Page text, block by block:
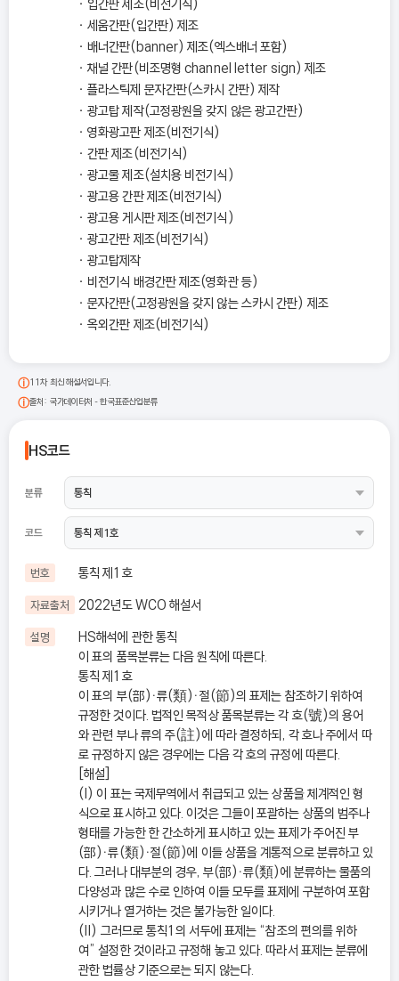
입간판 제조(비전기식)
세움간판(입간판) 제조
배너간판(banner) 제조(엑스배너 포함)
채널 간판(비조명형 channel letter sign) 제조
플라스틱제 문자간판(스카시 간판) 제작
광고탑 제작(고정광원을 갖지 않은 광고간판)
영화광고판 제조(비전기식)
간판 제조(비전기식)
광고물 제조(설치용 비전기식)
광고용 간판 제조(비전기식)
광고용 게시판 제조(비전기식)
광고간판 제조(비전기식)
광고탑제작
비전기식 배경간판 제조(영화관 등)
문자간판(고정광원을 갖지 않는 스카시 간판) 제조
옥외간판 제조(비전기식)
11차 최신 해설서입니다.
출처: 국가데이터처 - 한국표준산업분류
HS코드
분류
코드
번호 통칙 제1호
자료출처 2022년도 WCO 해설서
설명
HS해석에 관한 통칙
이 표의 품목분류는 다음 원칙에 따른다.
통칙 제1호
이 표의 부(部)ㆍ류(類)ㆍ절(節)의 표제는 참조하기 위하여
규정한 것이다. 법적인 목적상 품목분류는 각 호(號)의 용어
와 관련 부나 류의 주(註)에 따라 결정하되, 각 호나 주에서 따
로 규정하지 않은 경우에는 다음 각 호의 규정에 따른다.
[해설]
(I) 이 표는 국제무역에서 취급되고 있는 상품을 체계적인 형
식으로 표시하고 있다. 이것은 그들이 포괄하는 상품의 범주나
형태를 가능한 한 간소하게 표시하고 있는 표제가 주어진 부
(部)ㆍ류(類)ㆍ절(節)에 이들 상품을 계통적으로 분류하고 있
다. 그러나 대부분의 경우, 부(部)ㆍ류(類)에 분류하는 물품의
다양성과 많은 수로 인하여 이들 모두를 표제에 구분하여 포함
시키거나 열거하는 것은 불가능한 일이다.
(II) 그러므로 통칙1의 서두에 표제는 “참조의 편의를 위하
여” 설정한 것이라고 규정해 놓고 있다. 따라서 표제는 분류에
관한 법률상 기준으로는 되지 않는다.